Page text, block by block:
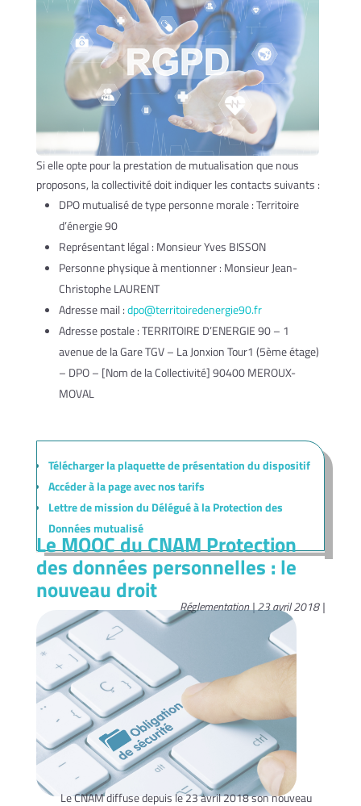
Si elle opte pour la prestation de mutualisation que nous
proposons, la collectivité doit indiquer les contacts suivants :
DPO mutualisé de type personne morale : Territoire
d’énergie 90
Représentant légal : Monsieur Yves BISSON
Personne physique à mentionner : Monsieur Jean-
Christophe LAURENT
Adresse mail :dpo@territoiredenergie90.fr
Adresse postale : TERRITOIRE D’ENERGIE 90 – 1
avenue de la Gare TGV – La Jonxion Tour1 (5ème étage)
– DPO – [Nom de la Collectivité] 90400 MEROUX-
MOVAL
Télécharger la plaquette de présentation du dispositif
Accéder à la page avec nos tarifs
Lettre de mission du Délégué à la Protection des
Données mutualisé
Le MOOC du CNAM Protection
des données personnelles : le
nouveau droit
Réglementation | 23 avril 2018 |
Le CNAM diffuse depuis le 23 avril 2018 son nouveau